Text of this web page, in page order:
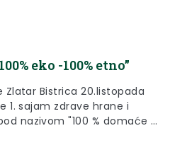
eko -100% etno”
Zlatar Bistrica 20.listopada
1. sajam zdrave hrane i
"100 % domaće –